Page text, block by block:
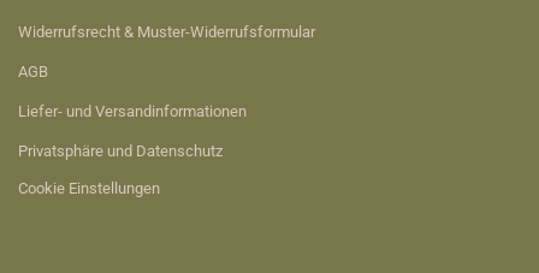
Widerrufsrecht & Muster-Widerrufsformular
AGB
Liefer- und Versandinformationen
Privatsphäre und Datenschutz
Cookie Einstellungen